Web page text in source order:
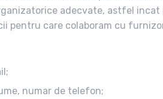
adecvate, astfel
pentru care colaboram cu
numar de telefon;